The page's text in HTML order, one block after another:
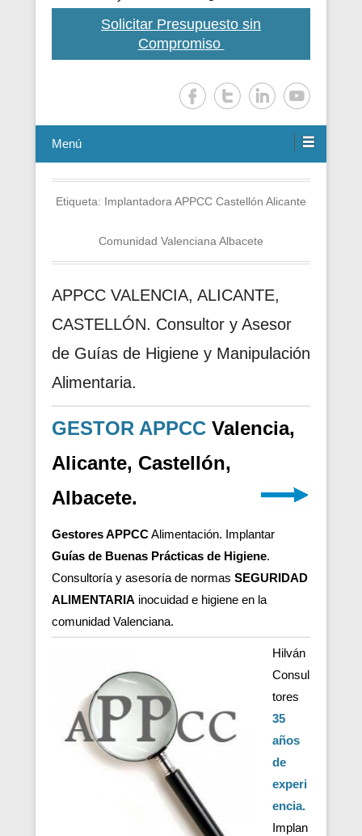
Solicitar Presupuesto sin
Compromiso
Menú
Etiqueta: Implantadora APPCC Castellón Alicante
Comunidad Valenciana Albacete
APPCC VALENCIA, ALICANTE,
CASTELLÓN. Consultor y Asesor
de Guías de Higiene y Manipulación
Alimentaria.
GESTOR APPCC Valencia,
Alicante, Castellón,
Albacete.
Gestores APPCCAlimentación. Implantar
Guías de Buenas Prácticas de Higiene.
Consultoría y asesoría de normas SEGURIDAD
ALIMENTARIA inocuidad e higiene en la
comunidad Valenciana.
Hilván
Consul
tores
35
años
de
experi
encia.
Implan